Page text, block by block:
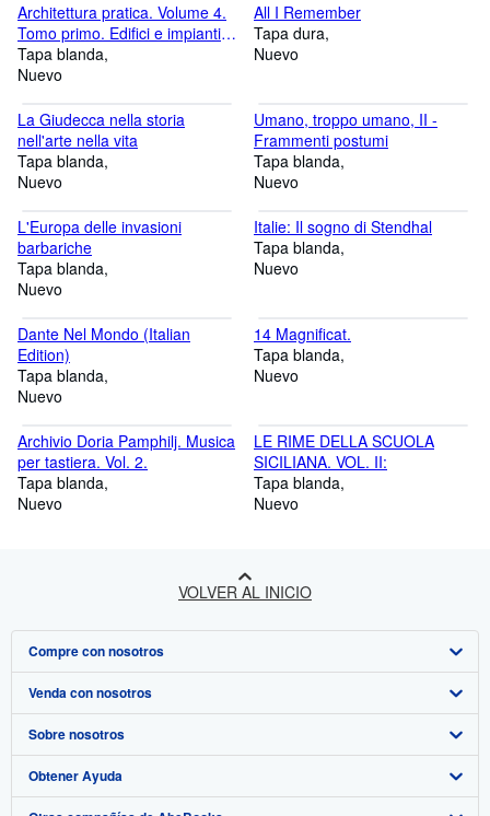
Architettura pratica. Volume 4.
Tomo primo. Edifici e impianti
per lo sport.
Tapa blanda
Nuevo
All I Remember
Tapa dura
Nuevo
La Giudecca nella storia
nell'arte nella vita
Tapa blanda
Nuevo
Umano, troppo umano, II -
Frammenti postumi
Tapa blanda
Nuevo
L'Europa delle invasioni
barbariche
Tapa blanda
Nuevo
Italie: Il sogno di Stendhal
Tapa blanda
Nuevo
Dante Nel Mondo (Italian
Edition)
Tapa blanda
Nuevo
14 Magnificat.
Tapa blanda
Nuevo
Archivio Doria Pamphilj. Musica
per tastiera. Vol. 2.
Tapa blanda
Nuevo
LE RIME DELLA SCUOLA
SICILIANA. VOL. II:
Tapa blanda
Nuevo
VOLVER AL INICIO
Compre con nosotros
Búsqueda avanzada
Colecciones
Mi cuenta
Venda con nosotros
Comenzar a vender
Únase a nuestro programa de afiliados
Sobre nosotros
Sobre IberLibro
Obtener Ayuda